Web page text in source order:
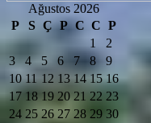
Ağustos 2026
P
S Ç P C C P
1
2
3
4 5 6 7 8
9
10 11 12 13 14 15 16
17 18 19 20 21 22 23
24 25 26 27 28 29 30